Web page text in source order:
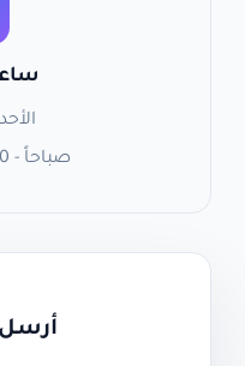
9:00 صباحاً - 5:00 مساءً
أرسل